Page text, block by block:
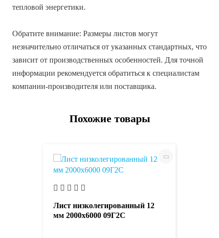
тепловой энергетики.
Обратите внимание: Размеры листов могут
незначительно отличаться от указанных стандартных, что
зависит от производственных особенностей. Для точной
информации рекомендуется обратиться к специалистам
компании-производителя или поставщика.
Похожие товары
Лист низколегированный 12
мм 2000х6000 09Г2С